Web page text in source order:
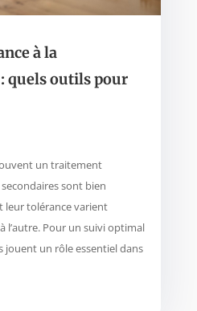
à la
quels outils pour
un traitement
sont bien
leur tolérance varient
l’autre. Pour un suivi optimal
jouent un rôle essentiel dans